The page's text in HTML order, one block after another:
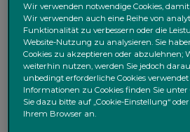
kurzzeitig Risikoanlagen und
Ölpreise in Richtung 90 US-Dollar
haben erneute Angriffe und die
der Straße von Hormus,
Handelsschiffe, den Brent-Preis
getrieben. Trump hat zudem
russische Ölexporte gegeben
Wir verwenden notwendige Cookies,
Wir verwenden auch eine Reihe von
Funktionalität zu verbessern oder die
Website-Nutzung zu analysieren. Sie
Cookies zu akzeptieren oder abzulehnen;
weiterhin nutzen, werden Sie jedoch
unbedingt erforderliche Cookies
Informationen zu Cookies finden Sie unter
Sie dazu bitte auf „Cookie-Einstellung“
Ihrem Browser an.